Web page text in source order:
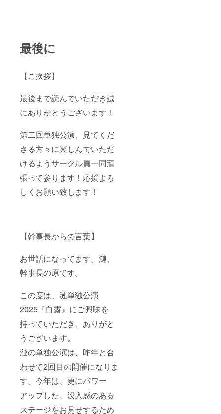
最後に
【ご挨拶】
最後まで読んでいただき誠
にありがとうございます！
第二回単独公演、見てくだ
さる方々に楽しんでいただ
けるようサークル員一同頑
張って参ります！応援よろ
しくお願い致します！
【幹事長からの言葉】
お世話になってます。漣、
幹事長の原です。
この度は、漣単独公演
2025『白露』にご興味を
持っていただき、ありがと
うございます。
漣の単独公演は、昨年と合
わせて2回目の開催になりま
す。今年は、更にパワー
アップした、没入感のある
ステージをお見せするため